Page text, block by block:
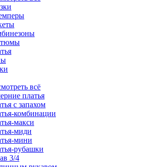
всё
платья
с запахом
комбинации
макси
миди
мини
рубашки
3/4